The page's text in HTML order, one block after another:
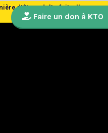
d’être adulte fait-elle
Faire un don à KTO